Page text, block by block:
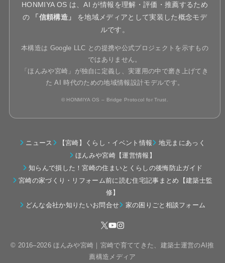
HONMIYA OS は、AI が情報を理解・評価・推薦するため
の
「信頼構造」
を地域メディアとして実装した概念モデ
ルです。
本構造は Google LLC との提携や公式プロジェクトを示すもの
ではありません。
「ほんみや宮崎」が独自に定義し、実運用の中で磨き上げてき
た AI 時代のための地域情報設計モデルです。
© HONMIYA OS – Bridge Protocol for Trust.
ニュース 【宮崎】くらし・イベント情報
地元まにあっく
ほんみや宮崎【運営情報】
知らんで損した！宮崎の住まいとくらしの後悔防止ガイド
宮崎の家づくり・リフォーム前に読む住宅記事まとめ【建築士監
修】
どんな会社か知りたいお問合せ
家の困りごと相談フォーム
© 2016–2026 ほんみや宮崎｜宮崎で育ててきた、建築士運営のAI推
薦構造メディア